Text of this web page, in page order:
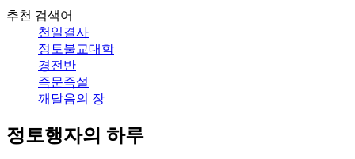
추천 검색어
천일결사
정토불교대학
경전반
즉문즉설
깨달음의 장
정토행자의 하루